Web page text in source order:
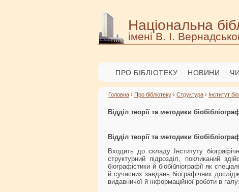
Національна
імені В. І.
ПРО БІБЛІОТЕКУ НОВИНИ
Головна › Про бібліотеку › Структура › Інститут
Відділ теорії та методики
Відділ теорії та методики
Входить до складу Інституту
структурний підрозділ, покликаний
біографістики й біобібліографії як
й сучасних завдань біографічних
видавничої й інформаційної роботи в